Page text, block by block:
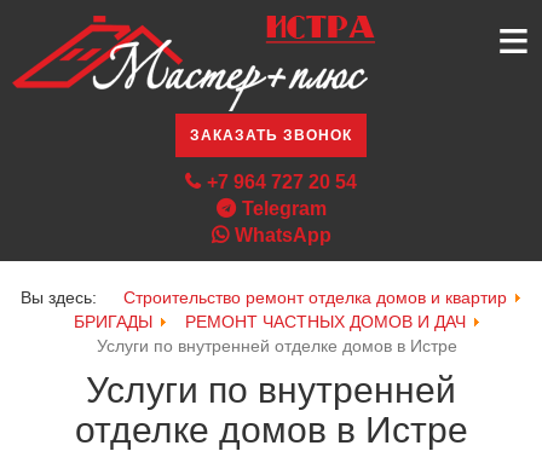
≡
ЗАКАЗАТЬ ЗВОНОК
+7 964 727 20 54
Telegram
WhatsApp
Вы здесь:
Строительство ремонт отделка домов и квартир
БРИГАДЫ
РЕМОНТ ЧАСТНЫХ ДОМОВ И ДАЧ
Услуги по внутренней отделке домов в Истре
Услуги по внутренней
отделке домов в Истре